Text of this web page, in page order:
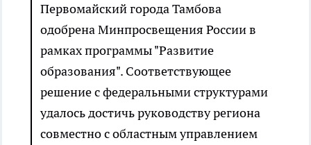
Первомайский города Тамбова
одобрена Минпросвещения России в
рамках программы "Развитие
образования". Соответствующее
решение с федеральными структурами
удалось достичь руководству региона
совместно с областным управлением